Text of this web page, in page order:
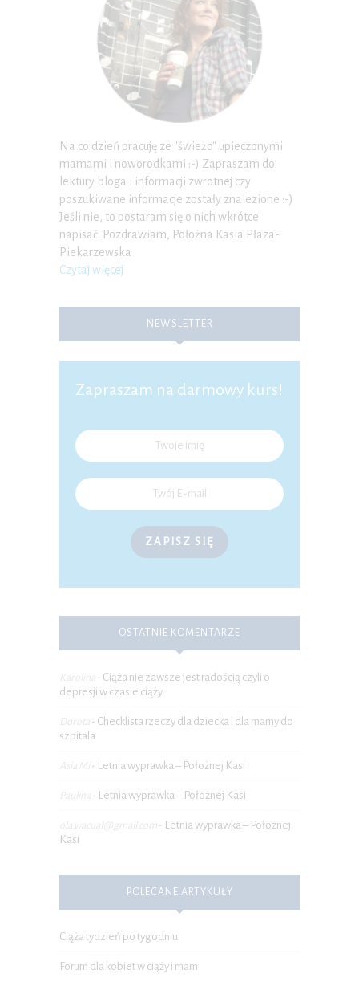
Na co dzień pracuję ze "świeżo" upieczonymi
mamami i noworodkami :-) Zapraszam do
lektury bloga i informacji zwrotnej czy
poszukiwane informacje zostały znalezione :-)
Jeśli nie, to postaram się o nich wkrótce
napisać. Pozdrawiam, Położna Kasia Płaza-
Piekarzewska
Czytaj więcej
NEWSLETTER
Zapraszam na darmowy kurs!
ZAPISZ SIĘ
OSTATNIE KOMENTARZE
Karolina - Ciąża nie zawsze jest radością czyli o
depresji w czasie ciąży
Dorota - Checklista rzeczy dla dziecka i dla mamy do
szpitala
Asia Mi - Letnia wyprawka – Położnej Kasi
Paulina - Letnia wyprawka – Położnej Kasi
ola.wacuaf@gmail.com - Letnia wyprawka – Położnej
Kasi
POLECANE ARTYKUŁY
Ciąża tydzień po tygodniu
Forum dla kobiet w ciąży i mam